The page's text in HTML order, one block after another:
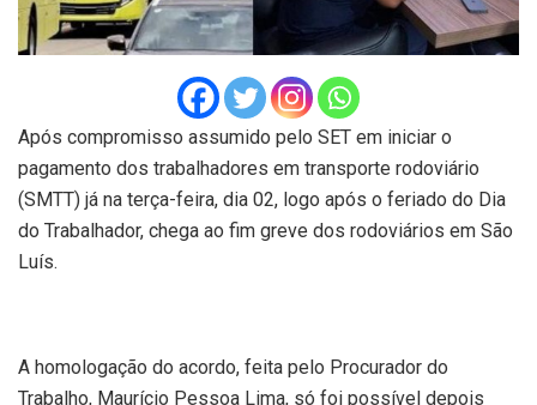
Após compromisso assumido pelo SET em iniciar o
pagamento dos trabalhadores em transporte rodoviário
(SMTT) já na terça-feira, dia 02, logo após o feriado do Dia
do Trabalhador, chega ao fim greve dos rodoviários em São
Luís.
A homologação do acordo, feita pelo Procurador do
Trabalho, Maurício Pessoa Lima, só foi possível depois